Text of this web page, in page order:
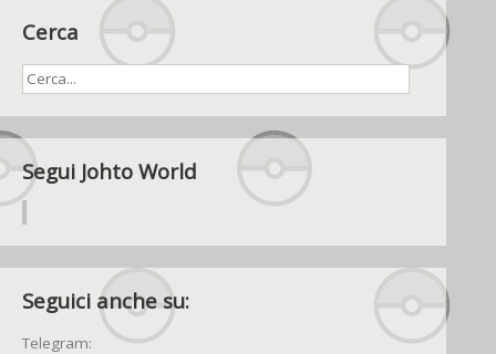
Cerca
Segui Johto World
Seguici anche su:
Telegram: